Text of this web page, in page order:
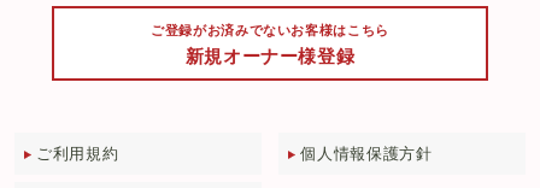
ご登録がお済みでないお客様はこちら
新規オーナー様登録
ご利用規約 個人情報保護方針